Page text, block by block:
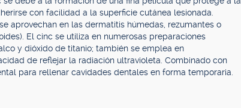
con facilidad a la superficie cutánea lesionada.
aprovechan en las dermatitis húmedas, rezumantes o
El cinc se utiliza en numerosas preparaciones
y dióxido de titanio; también se emplea en
de reflejar la radiación ultravioleta. Combinado con
para rellenar cavidades dentales en forma temporaria.